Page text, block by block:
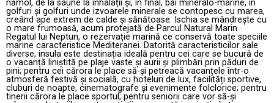
nămol, de la saune la inhalații și, în final, băi mineralo-marine, în
golfuri și golfuri unde izvoarele minerale se contopesc cu marea,
creând ape extrem de calde și sănătoase. Ischia se mândrește cu
o mare frumoasă, acum protejată de Parcul Natural Marin
Regatul lui Neptun, o rezervație marină ce conservă toate speciile
marine caracteristice Mediteranei. Datorită caracteristicilor sale
diverse, insula este destinația ideală pentru cei care se bucură de
o vacanță liniștită pe plaje vaste și aurii și plimbări prin păduri de
pini; pentru cei cărora le place să-și petreacă vacanțele într-o
atmosferă festivă și socială, cu hoteluri de lux, facilități sportive,
cluburi de noapte, cinematografe și evenimente folclorice; pentru
tinerii cărora le place sportul; pentru seniorii care vor să-și